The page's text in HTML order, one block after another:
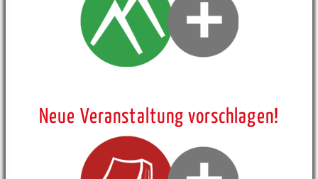
Neue Veranstaltung vorschlagen!